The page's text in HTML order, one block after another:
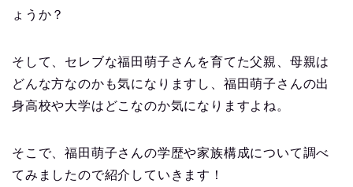
ょうか？
そして、セレブな福田萌子さんを育てた父親、母親は
どんな方なのかも気になりますし、福田萌子さんの出
身高校や大学はどこなのか気になりますよね。
そこで、福田萌子さんの学歴や家族構成について調べ
てみましたので紹介していきます！